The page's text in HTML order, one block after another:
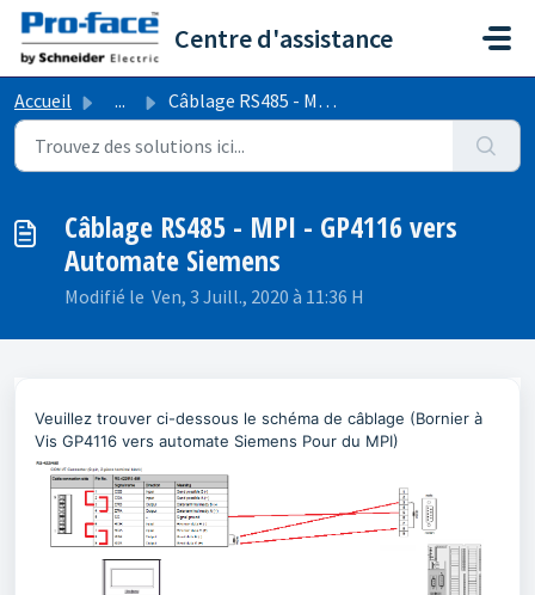
Passer au contenu principal
Centre d'assistance
Accueil ... Câblage RS485 - MPI - GP4116 vers Automate Siemens
Câblage RS485 - MPI - GP4116 vers
Automate Siemens
Modifié le Ven, 3 Juill., 2020 à 11:36 H
Veuillez trouver ci-dessous le schéma de câblage (Bornier à
Vis GP4116 vers automate Siemens Pour du MPI)